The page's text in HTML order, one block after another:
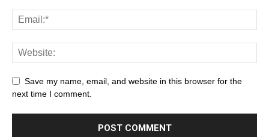
Save my name, email, and website in this browser for the
next time I comment.